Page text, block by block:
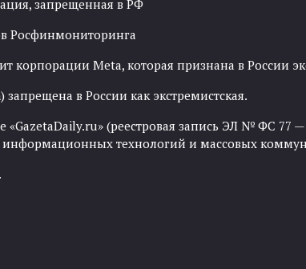
запрещенная в РФ
Росфинмониторинга
корпорации Meta, которая признана в России
в России как экстремистская.
(реестровая запись ЭЛ № ФС 77 —
информационных технологий и массовых